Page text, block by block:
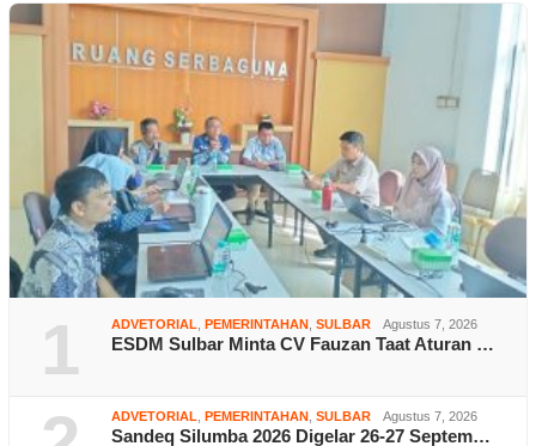
1 ADVETORIAL PEMERINTAHAN SULBAR Agustus 7, 2026
ESDM Sulbar Minta CV Fauzan Taat Aturan …
ADVETORIAL PEMERINTAHAN SULBAR Agustus 7, 2026
Sandeq Silumba 2026 Digelar 26-27 Septem…